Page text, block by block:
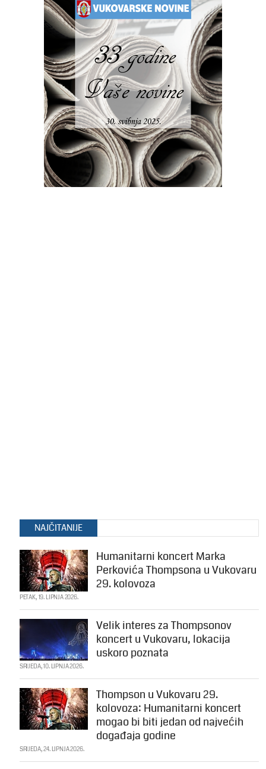
NAJČITANIJE
Humanitarni koncert Marka
Perkovića Thompsona u Vukovaru
29. kolovoza
PETAK, 19. LIPNJA 2026.
Velik interes za Thompsonov
koncert u Vukovaru, lokacija
uskoro poznata
SRIJEDA, 10. LIPNJA 2026.
Thompson u Vukovaru 29.
kolovoza: Humanitarni koncert
mogao bi biti jedan od najvećih
događaja godine
SRIJEDA, 24. LIPNJA 2026.